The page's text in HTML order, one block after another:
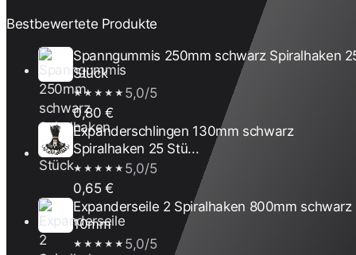
Bestbewertete Produkte
Spanngummis 250mm schwarz Spiralhaken
Stück
★★★★★ 5,0/5
0,80 €
Expanderschlingen 130mm schwarz
Spiralhaken 25 Stü...
★★★★★ 5,0/5
0,65 €
Expanderseile 2 Spiralhaken 800mm schwarz
10mm
★★★★★ 5,0/5